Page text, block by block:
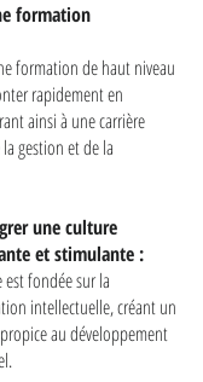
formation
formation de haut niveau
rapidement en
ainsi à une carrière
gestion et de la
une culture
et stimulante :
fondée sur la
intellectuelle, créant un
au développement